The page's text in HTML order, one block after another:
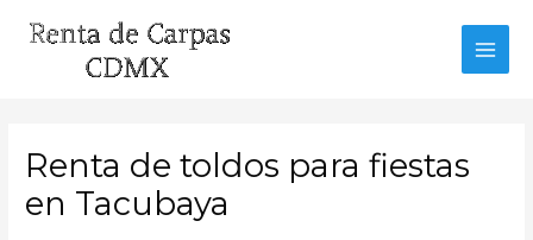
Renta de toldos para fiestas
en Tacubaya